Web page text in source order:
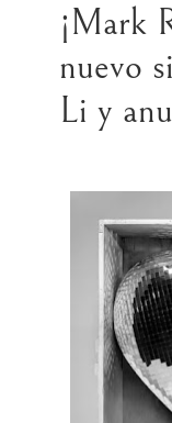
¡Mark
nuevo
Li y